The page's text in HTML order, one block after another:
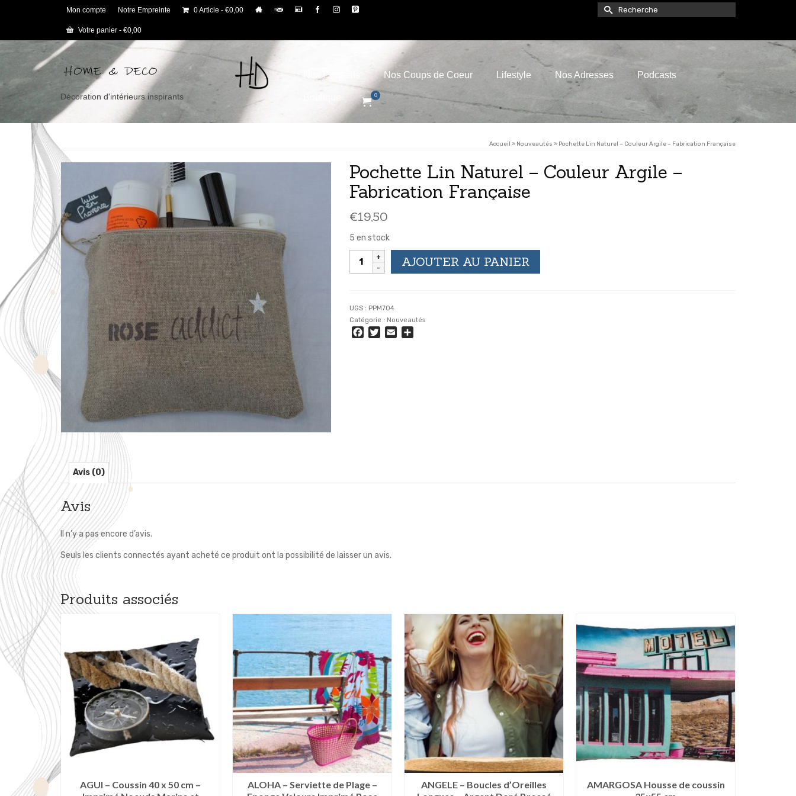
Mon compte Notre Empreinte 0 Article €0,00
Votre panier - €0,00
Rechercher :
Décoration d'intérieurs inspirants
Nos Conseils Nos Coups de Coeur Lifestyle Nos Adresses Podcasts
0
Accueil » Nouveautés » Pochette Lin Naturel – Couleur Argile – Fabrication Française
Pochette Lin Naturel – Couleur Argile –
Fabrication Française
€19,50
5 en stock
quantité
Couleur
Argile
AJOUTER AU PANIER
UGS : PPM704
Catégorie : Nouveautés
Facebook
Twitter
Email
Avis (0)
Avis
Il n’y a pas encore d’avis.
Seuls les clients connectés ayant acheté ce produit ont la possibilité de laisser un avis.
Produits associés
220 x
AGUI – Coussin 40 x 50 cm –
ALOHA – Serviette de Plage –
ANGELE – Boucles d’Oreilles
AMARGOSA Housse de coussin